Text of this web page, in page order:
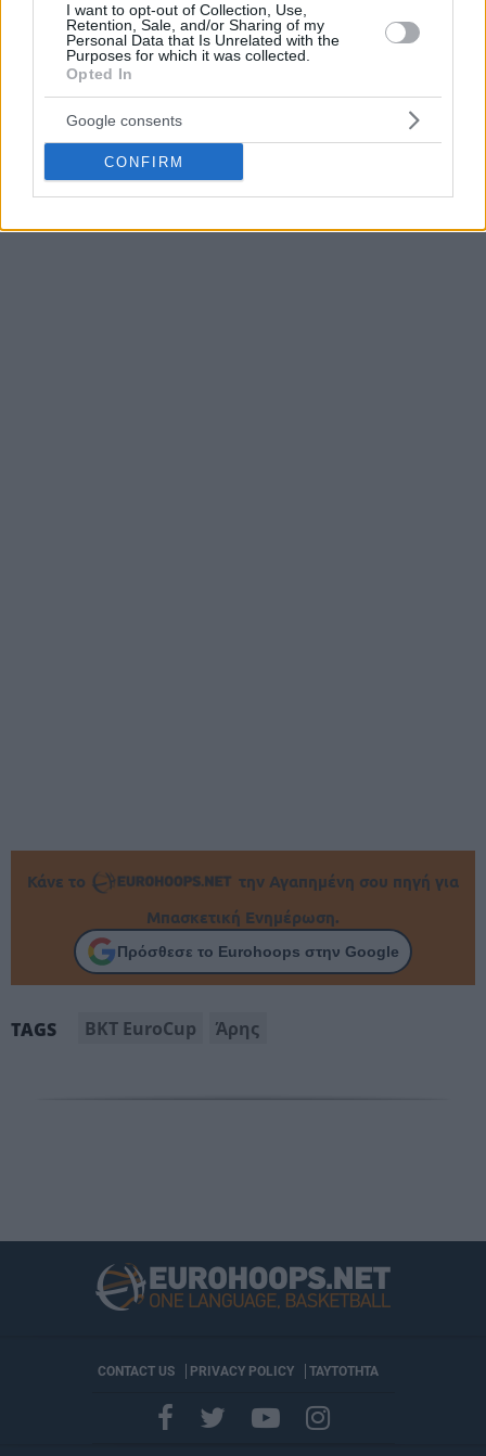
I want to opt-out of Collection, Use,
Retention, Sale, and/or Sharing of my
Personal Data that Is Unrelated with the
Purposes for which it was collected.
Opted In
Google consents
CONFIRM
συμμετέχει σε αυτή από την σεζόν 2023-24.
Διαβάστε ΕΔΩ τα τελευταία νέα
Κάνε το
την Αγαπημένη σου πηγή για
Μπασκετική Ενημέρωση.
Πρόσθεσε το Eurohoops στην Google
TAGS BKT EuroCup Άρης
CONTACT US PRIVACY POLICY ΤΑΥΤΟΤΗΤΑ